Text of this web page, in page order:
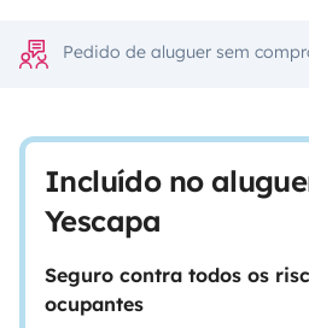
Pedido de aluguer sem
Incluído no
Yescapa
Seguro contra todos os
ocupantes